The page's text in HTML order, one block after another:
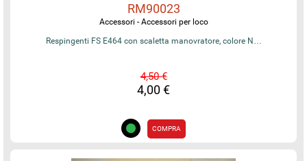
RM90023
Accessori - Accessori per loco
Respingenti FS E464 con scaletta manovratore, colore N…
4,50 €
4,00 €
COMPRA